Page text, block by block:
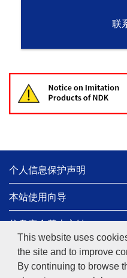
This website uses
the site and to improve
By continuing to browse
联
个人信息保护声明
本站使用向导
信息安全基本方针
网页向导